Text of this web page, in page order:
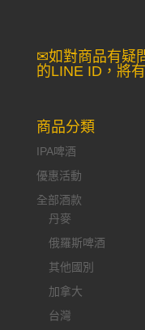
✉如對商品有疑
的LINE ID，將
商品分類
IPA啤酒
優惠活動
全部酒款
丹麥
俄羅斯啤酒
其他國別
加拿大
台灣